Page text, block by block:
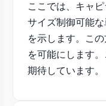
ここでは、キャ
サイズ制御可能
を示します。こ
を可能にします
期待しています。